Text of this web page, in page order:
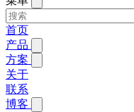
首页
产品
方案
关于
联系
博客